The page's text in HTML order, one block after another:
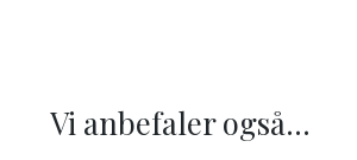
Vi anbefaler også...